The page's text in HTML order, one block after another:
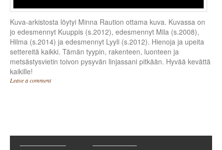
Kuva-arkistosta löytyi Minna Raution ottama kuva. Kuvassa on
jo edesmennyt Kuuppis (s.2012), edesmennyt Mila (s.2008),
Hilma (s.2014) ja edesmennyt Lyyli (s.2012). Hienoja ja upeita
settereitä kaikki. Tämän tyypin, rakenteen, luonteen ja
metsästysvietin toivon pysyvän linjassani pitkään. Hyvää kevättä
kaikille!
Leave a comment
Post navigation